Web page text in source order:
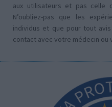
aux utilisateurs et pas celle
N’oubliez-pas que les
individus et que pour tout
contact avec votre médecin ou